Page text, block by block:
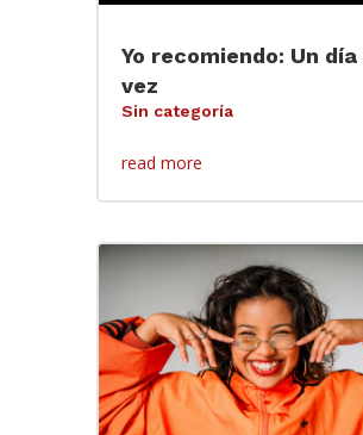
Yo recomiendo: Un día
vez
Sin categoría
read more